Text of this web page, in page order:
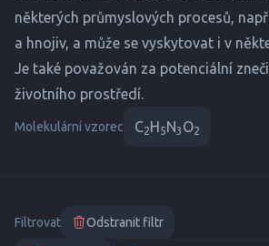
některých průmyslových procesů,
a hnojiv, a může se vyskytovat i v
Je také považován za potenciální
životního prostředí.
Molekulární vzorec C2H5N3 O2
Filtrovat Odstranit filtr